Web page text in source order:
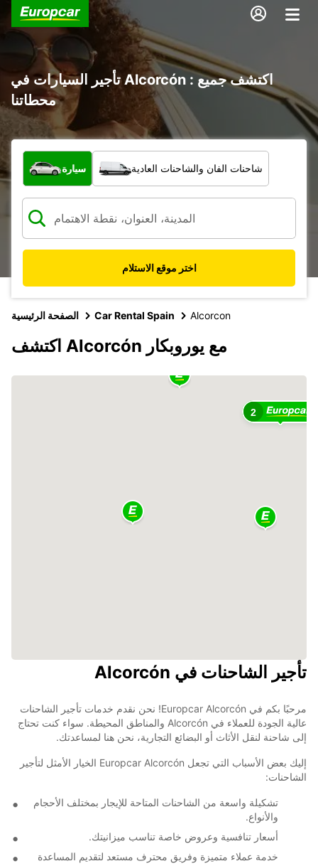
تأجير السيارات في Alcorcón : اكتشف جميع
محطاتنا
ما نوع المركبة؟
سيارة شاحنات الفان والشاحنات العادية
اختر موقع الاستلام
الصفحة الرئيسية Car Rental Spain Alcorcon
اكتشف Alcorcón مع يوروبكار
2
تأجير الشاحنات في Alcorcón
مرحبًا بكم في Europcar Alcorcón! نحن نقدم خدمات تأجير الشاحنات
عالية الجودة للعملاء في Alcorcón والمناطق المحيطة. سواء كنت تحتاج
إلى شاحنة لنقل الأثاث أو البضائع التجارية، نحن هنا لمساعدتك.
إليك بعض الأسباب التي تجعل Europcar Alcorcón الخيار الأمثل لتأجير
الشاحنات:
تشكيلة واسعة من الشاحنات المتاحة للإيجار بمختلف الأحجام
والأنواع.
أسعار تنافسية وعروض خاصة تناسب ميزانيتك.
خدمة عملاء متميزة وفريق محترف مستعد لتقديم المساعدة